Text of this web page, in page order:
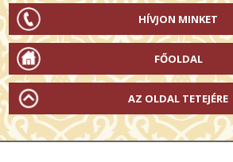
HÍVJON MINKET
FŐOLDAL
AZ OLDAL TETEJÉRE